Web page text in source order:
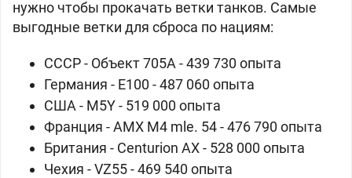
нужно чтобы прокачать ветки танков. Самые
выгодные ветки для сброса по нациям:
СССР - Объект 705А - 439 730 опыта
Германия - Е100 - 487 060 опыта
США - М5Y - 519 000 опыта
Франция - AMX M4 mle. 54 - 476 790 опыта
Британия - Centurion AX - 528 000 опыта
Чехия - VZ55 - 469 540 опыта